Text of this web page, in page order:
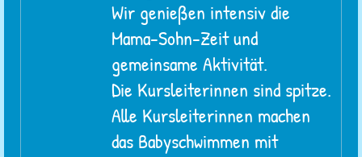
Wir genießen intensiv die
Mama-Sohn-Zeit und
gemeinsame Aktivität.
Die Kursleiterinnen sind spitze.
Alle Kursleiterinnen machen
das Babyschwimmen mit